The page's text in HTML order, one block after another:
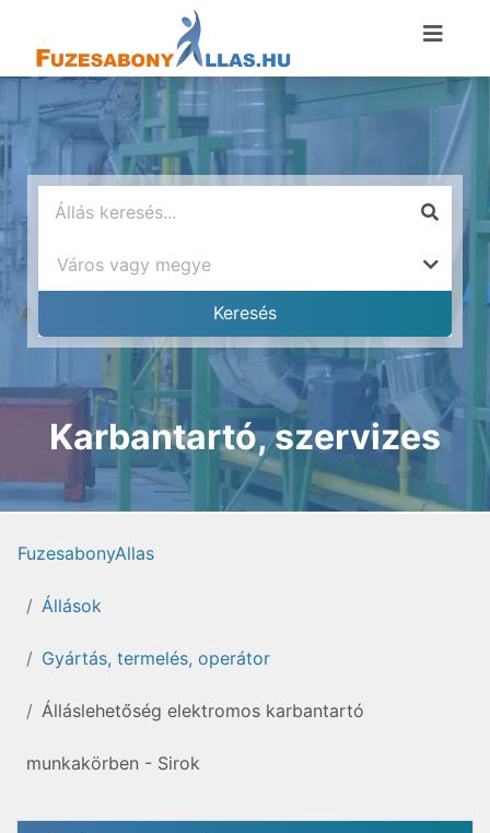
Karbantartó, szervizes
FuzesabonyAllas
Állások
Gyártás, termelés, operátor
Álláslehetőség elektromos karbantartó
munkakörben - Sirok